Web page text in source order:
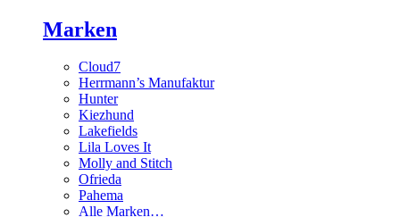
Marken
Cloud7
Herrmann’s Manufaktur
Hunter
Kiezhund
Lakefields
Lila Loves It
Molly and Stitch
Ofrieda
Pahema
Alle Marken…